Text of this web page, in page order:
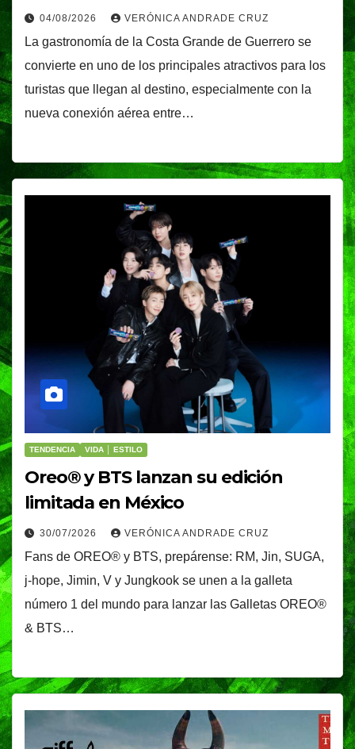
04/08/2026 VERÓNICA ANDRADE CRUZ
La gastronomía de la Costa Grande de Guerrero se
convierte en uno de los principales atractivos para los
turistas que llegan al destino, especialmente con la
nueva conexión aérea entre…
TENDENCIA VIDA │ ESTILO
Oreo® y BTS lanzan su edición
limitada en México
30/07/2026 VERÓNICA ANDRADE CRUZ
Fans de OREO® y BTS, prepárense: RM, Jin, SUGA,
j-hope, Jimin, V y Jungkook se unen a la galleta
número 1 del mundo para lanzar las Galletas OREO®
& BTS…